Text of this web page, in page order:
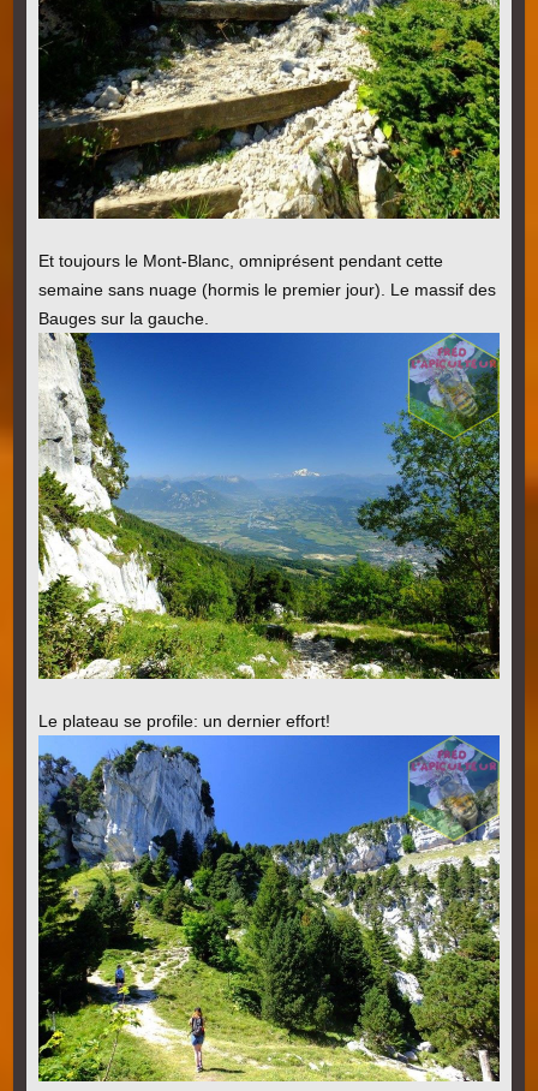
Et toujours le Mont-Blanc, omniprésent pendant cette
semaine sans nuage (hormis le premier jour). Le massif des
Bauges sur la gauche.
Le plateau se profile: un dernier effort!